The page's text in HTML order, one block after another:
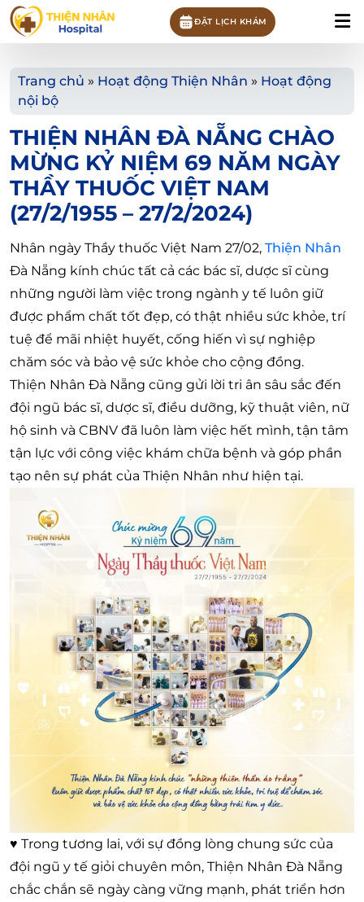
ĐẶT LỊCH KHÁM
Trang chủ » Hoạt động Thiện Nhân » Hoạt động
nội bộ
THIỆN NHÂN ĐÀ NẴNG CHÀO
MỪNG KỶ NIỆM 69 NĂM NGÀY
THẦY THUỐC VIỆT NAM
(27/2/1955 – 27/2/2024)
Nhân ngày Thầy thuốc Việt Nam 27/02, Thiện Nhân
Đà Nẵng kính chúc tất cả các bác sĩ, dược sĩ cùng
những người làm việc trong ngành y tế luôn giữ
được phẩm chất tốt đẹp, có thật nhiều sức khỏe, trí
tuệ để mãi nhiệt huyết, cống hiến vì sự nghiệp
chăm sóc và bảo vệ sức khỏe cho cộng đồng.
Thiện Nhân Đà Nẵng cũng gửi lời tri ân sâu sắc đến
đội ngũ bác sĩ, dược sĩ, điều dưỡng, kỹ thuật viên, nữ
hộ sinh và CBNV đã luôn làm việc hết mình, tận tâm
tận lực với công việc khám chữa bệnh và góp phần
tạo nên sự phát của Thiện Nhân như hiện tại.
♥ Trong tương lai, với sự đồng lòng chung sức của
đội ngũ y tế giỏi chuyên môn, Thiện Nhân Đà Nẵng
chắc chắn sẽ ngày càng vững mạnh, phát triển hơn